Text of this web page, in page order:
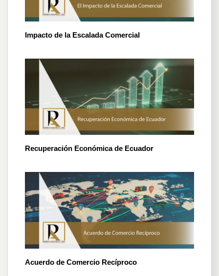
Impacto de la Escalada Comercial
Recuperación Económica de Ecuador
Acuerdo de Comercio Recíproco